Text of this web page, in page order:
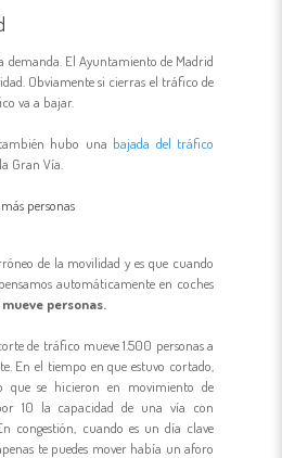
demanda. El Ayuntamiento de Madrid
Obviamente si cierras el tráfico de
va a bajar.
hubo una bajada del tráfico
Gran Vía.
personas
de la movilidad y es que cuando
automáticamente en coches
personas.
de tráfico mueve 1.500 personas a
En el tiempo en que estuvo cortado,
que se hicieron en movimiento de
10 la capacidad de una vía con
congestión, cuando es un día clave
te puedes mover había un aforo